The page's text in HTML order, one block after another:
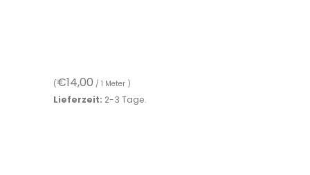
(€14,00 / 1 Meter )
Lieferzeit: 2-3 Tage.